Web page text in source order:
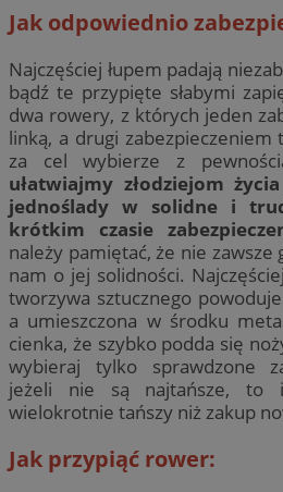
Jak odpowiednio
Najczęściej łupem padają
bądź te przypięte słabymi
dwa rowery, z których jeden
linką, a drugi
za cel wybierze z
ułatwiajmy złodziejom
jednoślady w solidne i
krótkim czasie
należy pamiętać, że nie zawsze
nam o jej solidności.
tworzywa sztucznego
a umieszczona w środku
cienka, że szybko podda się
wybieraj tylko sprawdzone
jeżeli nie są najtańsze,
wielokrotnie tańszy niż zakup
Jak przypiąć rower: